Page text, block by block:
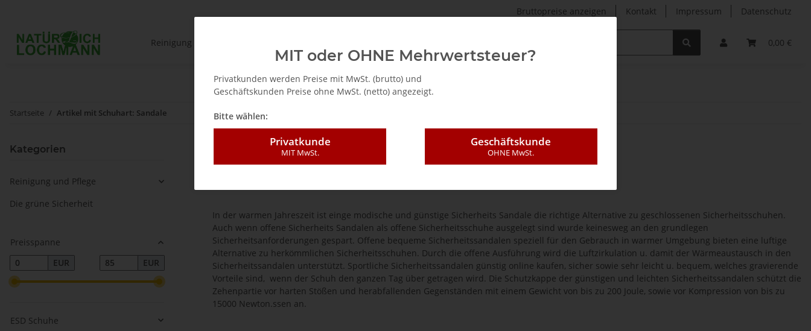
Bruttopreise anzeigen Kontakt Impressum Datenschutz
0,00 €
Reinigung und Pflege
Startseite Artikel mit Schuhart: Sandale
In der warmen Jahreszeit ist einge modische und günstige Sicherheits Sandale die richtige Alternative zu geschlossenen Sicherheitsschuhen.
Auch wenn offene Sicherheits Sandalen als offene Sicherheitsschuhe ausgelegt sind wurde keinesweg an den grundlegen
Sicherheitsanforderungen gespart. Offene bequeme Sicherheitssandalen speziell für den Gebrauch in warmer Umgebung bieten eine luftige
Alternative zu herkömmlichen Sicherheitsschuhen. Durch die offene Ausführung wird die Luftzirkulation u. damit der Wärmeaustausch in den
Sicherheitssandalen unterstützt. Sportliche Sicherheitssandalen günstig online kaufen, sicher sowie sehr leicht u. bequem, welches gravierende
Vorteile sind, wenn der Schuh den ganzen Tag über getragen wird. Die Schutzkappe der günstigen und leichten Sicherheitssandalen schützt die
Zehenpartie vor harten Stößen und herabfallenden Gegenständen mit einem Gewicht von bis zu 200 Joule, sowie vor Kompression von bis zu
15000 Newton.ssen an.
Kategorien
Reinigung und Pflege
Die grüne Sicherheit
Preisspanne
EUR
EUR
ESD Schuhe
MIT oder OHNE Mehrwertsteuer?
Privatkunden werden Preise mit MwSt. (brutto) und
Geschäftskunden Preise ohne MwSt. (netto) angezeigt.
Bitte wählen:
Privatkunde
MIT MwSt.
Geschäftskunde
OHNE MwSt.